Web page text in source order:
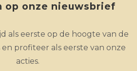
op onze nieuwsbrief
als eerste op de hoogte van de
profiteer als eerste van onze
acties.